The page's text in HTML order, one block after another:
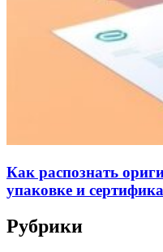
Как распознать
упаковке и
Рубрики